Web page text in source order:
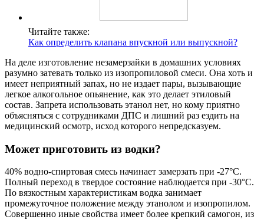
Читайте также:
Как определить клапана впускной или выпускной?
На деле изготовление незамерзайки в домашних условиях
разумно затевать только из изопропиловой смеси. Она хоть и
имеет неприятный запах, но не издает пары, вызывающие
легкое алкогольное опьянение, как это делает этиловый
состав. Запрета использовать этанол нет, но кому приятно
объясняться с сотрудниками ДПС и лишний раз ездить на
медицинский осмотр, исход которого непредсказуем.
Может приготовить из водки?
40% водно-спиртовая смесь начинает замерзать при -27°C.
Полный переход в твердое состояние наблюдается при -30°C.
По вязкостным характеристикам водка занимает
промежуточное положение между этанолом и изопропилом.
Совершенно иные свойства имеет более крепкий самогон, из